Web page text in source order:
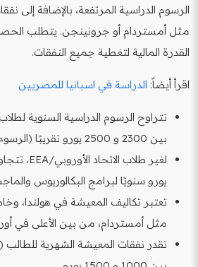
الرسوم الدراسية المرتفعة، بالإضافة إلى
مثل أمستردام أو جرونينجن. يتطلب
القدرة المالية لتغطية جميع النفقات.
اقرأ أيضاً: الدراسة في اسبانيا للمصريين
بين 2300 و 2500 يورو تقريبًا (الرسوم القانونية).
يورو سنويًا لبرامج البكالوريوس
تعتبر تكاليف المعيشة في هولندا،
مثل أمستردام، من بين الأعلى في
تقدر نفقات المعيشة الشهرية للطالب